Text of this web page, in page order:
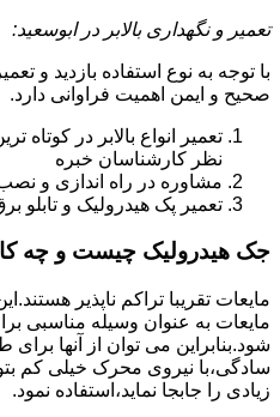
تعمیر و نگهداری بالابر در ابوسعید:
با توجه به نوع استفاده بازدید و
صحیح و ایمن اهمیت فراوانی دارد.
تعمیر انواع بالابر در کوتاه
نظر کارشناسان خبره
مشاوره در راه اندازی و
تعمیر پک هیدرولیک و تابلو
جک هیدرولیک چیست و چه
مایعات تقریبا تراکم ناپذیر
مایعات به عنوان وسیله مناسبی
شود.بنابراین می توان از آنها
سادگی،با نیروی محرک خیلی کم
زیادی را جابجا نماید،استفاده نمود.